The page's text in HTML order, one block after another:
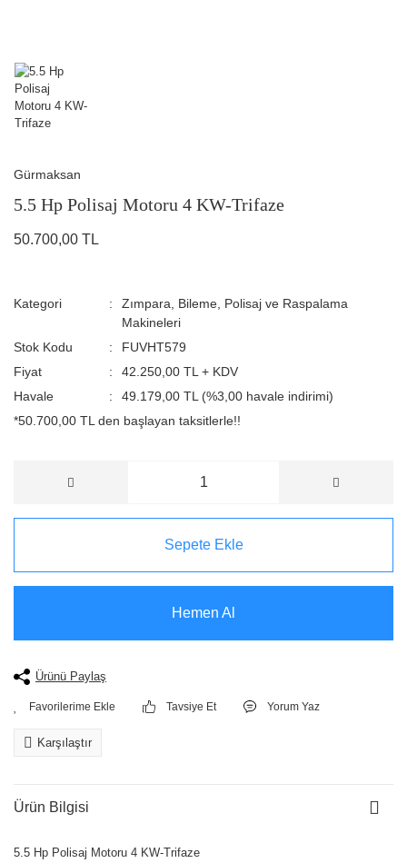
Gürmaksan
5.5 Hp Polisaj Motoru 4 KW-Trifaze
50.700,00 TL
Kategori
Zımpara, Bileme, Polisaj ve Raspalama
Makineleri
Stok Kodu
FUVHT579
Fiyat
42.250,00 TL + KDV
Havale
49.179,00 TL (%3,00 havale indirimi)
*50.700,00 TL den başlayan taksitlerle!!
Sepete Ekle
Hemen Al
Ürünü Paylaş
Tavsiye Et Yorum Yaz
Karşılaştır
Ürün Bilgisi
5.5 Hp Polisaj Motoru 4 KW-Trifaze